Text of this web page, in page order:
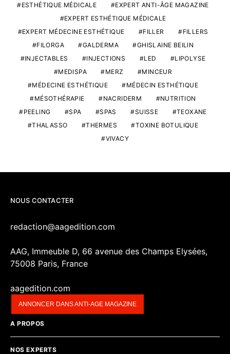
ESTHÉTIQUE MÉDICALE
EXPERT ANTI-ÂGE MAGAZINE
EXPERT ESTHÉTIQUE MÉDICALE
EXPERT MÉDECINE ESTHÉTIQUE
FILLER
FILLERS
FILORGA
GALDERMA
GHISLAINE BEILIN
INJECTABLES
INJECTIONS LED
LIPOLYSE
MEDISPA
MERZ
MINCEUR
MÉDECINE ESTHÉTIQUE
MÉDECIN ESTHÉTIQUE
MÉSOTHÉRAPIE
NACRIDERM
NUTRITION
PEELING
SPA SPAS SUISSE
TEOXANE
THALASSO
THERMES
TOXINE BOTULIQUE
VIVACY
NOUS CONTACTER
redaction@aagedition.com
AAG, Immeuble D, 66 avenue des Champs Elysées,
75008 Paris, France
aagedition.com
ANNONCER DANS ANTI-AGE MAGAZINE
A PROPOS
NOS EXPERTS